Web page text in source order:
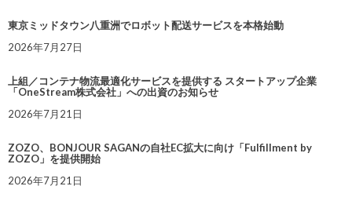
東京ミッドタウン八重洲でロボット配送サービスを本格始動
2026年7月27日
上組／コンテナ物流最適化サービスを提供する スタートアップ企業
「OneStream株式会社」への出資のお知らせ
2026年7月21日
ZOZO、BONJOUR SAGANの自社EC拡大に向け「Fulfillment by
ZOZO」を提供開始
2026年7月21日